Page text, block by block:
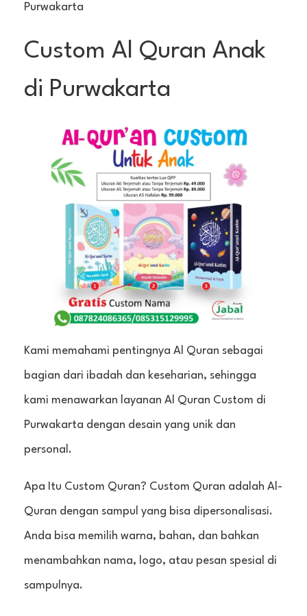
Purwakarta
Custom Al Quran Anak
di Purwakarta
Kami memahami pentingnya Al Quran sebagai
bagian dari ibadah dan keseharian, sehingga
kami menawarkan layanan Al Quran Custom di
Purwakarta dengan desain yang unik dan
personal.
Apa Itu Custom Quran? Custom Quran adalah Al-
Quran dengan sampul yang bisa dipersonalisasi.
Anda bisa memilih warna, bahan, dan bahkan
menambahkan nama, logo, atau pesan spesial di
sampulnya.